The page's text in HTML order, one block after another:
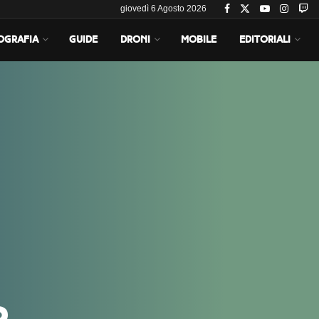
giovedì 6 Agosto 2026
GUIDE DRONI MOBILE EDITORIALI